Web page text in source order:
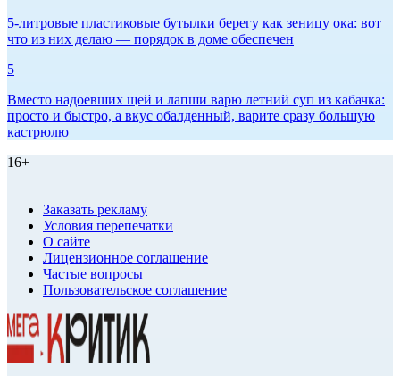
5-литровые пластиковые бутылки берегу как зеницу ока: вот
что из них делаю — порядок в доме обеспечен
5
Вместо надоевших щей и лапши варю летний суп из кабачка:
просто и быстро, а вкус обалденный, варите сразу большую
кастрюлю
16+
Заказать рекламу
Условия перепечатки
О сайте
Лицензионное соглашение
Частые вопросы
Пользовательское соглашение